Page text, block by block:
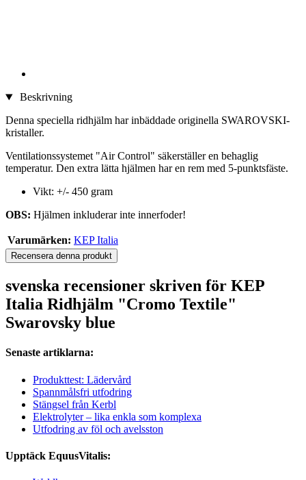
Beskrivning
Denna speciella ridhjälm har inbäddade originella SWAROVSKI-
kristaller.
Ventilationssystemet "Air Control" säkerställer en behaglig
temperatur. Den extra lätta hjälmen har en rem med 5-punktsfäste.
Vikt: +/- 450 gram
OBS: Hjälmen inkluderar inte innerfoder!
Varumärken: KEP Italia
Recensera denna produkt
svenska recensioner skriven för KEP
Italia Ridhjälm "Cromo Textile"
Swarovsky blue
Senaste artiklarna:
Produkttest: Lädervård
Spannmålsfri utfodring
Stängsel från Kerbl
Elektrolyter – lika enkla som komplexa
Utfodring av föl och avelsston
Upptäck EquusVitalis: